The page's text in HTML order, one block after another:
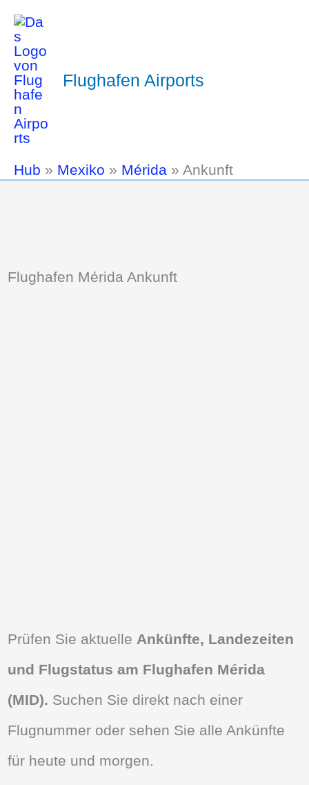
Flughafen Airports
Hub » Mexiko » Mérida » Ankunft
Flughafen Mérida Ankunft
Prüfen Sie aktuelle Ankünfte, Landezeiten
und Flugstatus am Flughafen Mérida
(MID). Suchen Sie direkt nach einer
Flugnummer oder sehen Sie alle Ankünfte
für heute und morgen.